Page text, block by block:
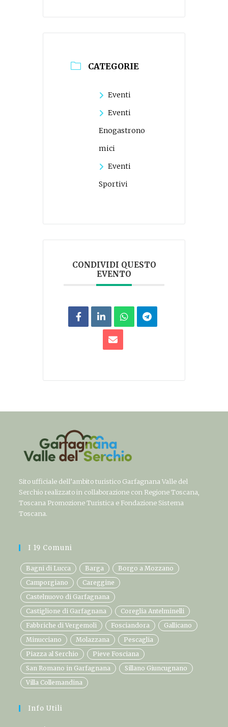
CATEGORIE
Eventi
Eventi
Enogastrono
mici
Eventi
Sportivi
CONDIVIDI QUESTO
EVENTO
Sito ufficiale dell’ambito turistico Garfagnana Valle del
Serchio realizzato in collaborazione con Regione Toscana,
Toscana Promozione Turistica e Fondazione Sistema
Toscana.
I 19 Comuni
Bagni di Lucca Barga
Borgo a Mozzano
Camporgiano
Careggine
Castelnuovo di Garfagnana
Castiglione di Garfagnana
Coreglia Antelminelli
Fabbriche di Vergemoli
Fosciandora
Gallicano
Minucciano
Molazzana
Pescaglia
Piazza al Serchio
Pieve Fosciana
San Romano in Garfagnana
Sillano Giuncugnano
Villa Collemandina
Info Utili